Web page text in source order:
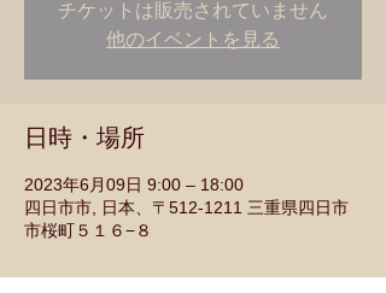
チケットは販売されていません
他のイベントを見る
日時・場所
2023年6月09日 9:00 – 18:00
四日市市, 日本、〒512-1211 三重県四日市
市桜町５１６−８